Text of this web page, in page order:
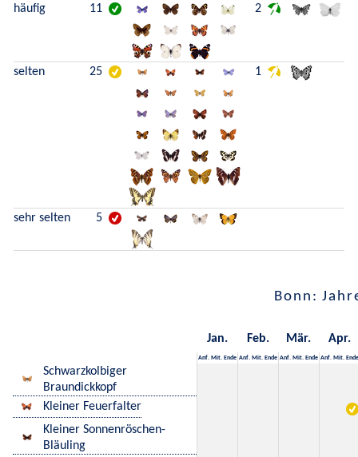
häufig 11 2
selten 25 1
sehr selten 5
Bonn:
Jan. Feb. Mär. Apr.
Anf. Mit. Ende Anf. Mit. Ende Anf. Mit. Ende Anf. Mit. Ende
Schwarzkolbiger
Braundickkopf
Kleiner Feuerfalter
Kleiner Sonnenröschen-
Bläuling